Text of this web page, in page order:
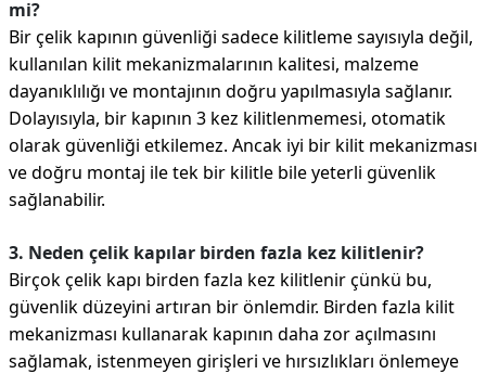
mi?
Bir çelik kapının güvenliği sadece kilitleme sayısıyla değil,
kullanılan kilit mekanizmalarının kalitesi, malzeme
dayanıklılığı ve montajının doğru yapılmasıyla sağlanır.
Dolayısıyla, bir kapının 3 kez kilitlenmemesi, otomatik
olarak güvenliği etkilemez. Ancak iyi bir kilit mekanizması
ve doğru montaj ile tek bir kilitle bile yeterli güvenlik
sağlanabilir.
3. Neden çelik kapılar birden fazla kez kilitlenir?
Birçok çelik kapı birden fazla kez kilitlenir çünkü bu,
güvenlik düzeyini artıran bir önlemdir. Birden fazla kilit
mekanizması kullanarak kapının daha zor açılmasını
sağlamak, istenmeyen girişleri ve hırsızlıkları önlemeye